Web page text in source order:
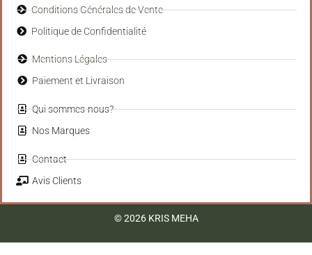
Conditions Générales de Vente
Politique de Confidentialité
Mentions Légales
Paiement et Livraison
Qui sommes-nous?
Nos Marques
Contact
Avis Clients
© 2026 KRIS MEHA